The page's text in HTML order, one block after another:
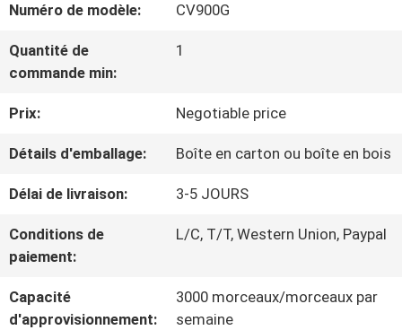
VISITE
D'USINE
CONTRÔLE
DE
LA
QUALITÉ
CONTACT
Numéro de modèle: CV900G
Quantité de
commande min:
1
Prix: Negotiable price
Détails d'emballage: Boîte en carton ou boîte en bois
Délai de livraison: 3-5 JOURS
Conditions de
paiement:
L/C, T/T, Western Union, Paypal
Capacité
d'approvisionnement:
3000 morceaux/morceaux par
semaine